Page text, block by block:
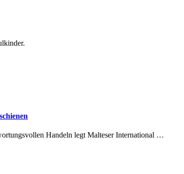
Handeln legt Malteser International …